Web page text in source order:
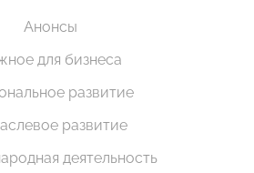
Анонсы
для бизнеса
развитие
развитие
деятельность